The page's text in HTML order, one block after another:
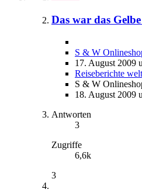
Das war das
S & W
17. August 2009
Reiseberichte
S & W
18. August 2009
Antworten
3
Zugriffe
6,6k
3